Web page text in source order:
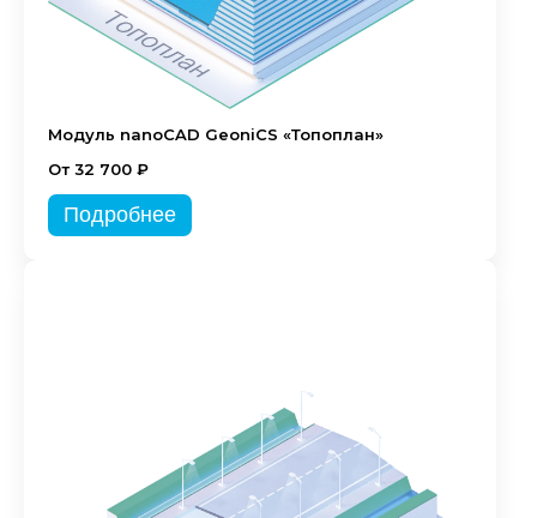
Модуль nanoCAD GeoniCS «Топоплан»
От 32 700 ₽
Подробнее